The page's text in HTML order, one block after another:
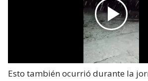
Esto también ocurrió durante la